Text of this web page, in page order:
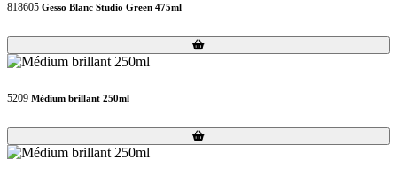
818605 Gesso Blanc Studio Green 475ml
Loading...
Loading...
5209 Médium brillant 250ml
Loading...
Loading...